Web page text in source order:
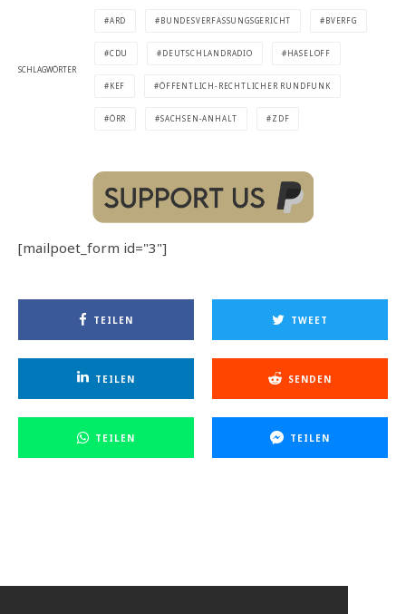
SCHLAGWÖRTER
ARD BUNDESVERFASSUNGSGERICHT BVERFG
CDU DEUTSCHLANDRADIO HASELOFF
KEF ÖFFENTLICH-RECHTLICHER RUNDFUNK
ÖRR SACHSEN-ANHALT ZDF
[mailpoet_form id="3"]
TEILEN TWEET
TEILEN SENDEN
TEILEN TEILEN